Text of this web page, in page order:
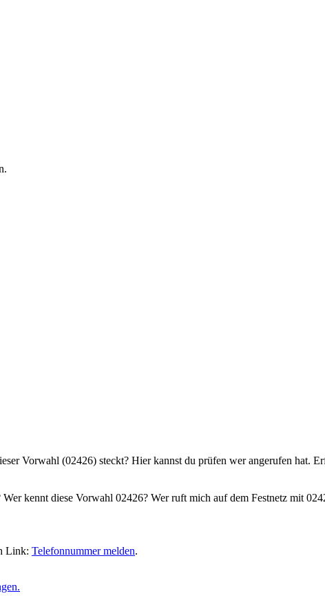
Vorwahl (02426) steckt? Hier kannst du prüfen wer angerufen hat.
kennt diese Vorwahl 02426? Wer ruft mich auf dem Festnetz mit
Link: Telefonnummer melden.